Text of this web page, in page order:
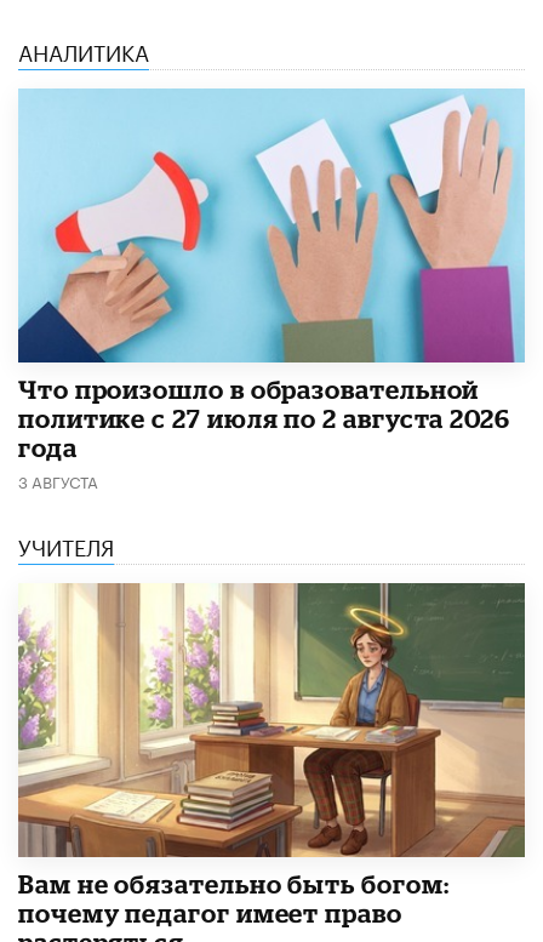
АНАЛИТИКА
​Что произошло в образовательной
политике с 27 июля по 2 августа 2026
года
3 АВГУСТА
УЧИТЕЛЯ
​Вам не обязательно быть богом:
почему педагог имеет право